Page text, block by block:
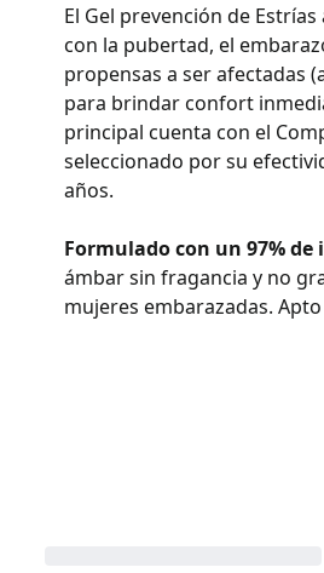
El Gel prevención de
con la pubertad, el
propensas a ser afectadas
para brindar confort
principal cuenta con el
seleccionado por su
años.
Formulado con un 97%
ámbar sin fragancia y no
mujeres embarazadas.